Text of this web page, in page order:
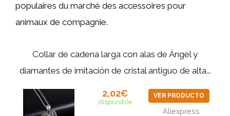
populaires du marché des accessoires pour
animaux de compagnie.
Collar de cadena larga con alas de Ángel y
diamantes de imitación de cristal antiguo de alta...
2,02€
disponible
VER PRODUCTO
Aliexpress